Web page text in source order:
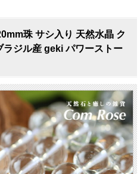
珠 サシ入り 天然水晶 ク
ラジル産 geki パワーストー